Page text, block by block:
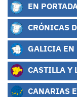
EN
CRÓNICAS
GALICIA EN
CASTILLA Y
CANARIAS